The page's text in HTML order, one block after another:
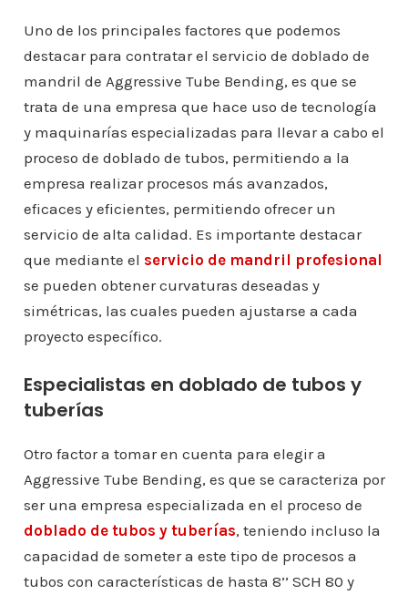
Uno de los principales factores que podemos
destacar para contratar el servicio de doblado de
mandril de Aggressive Tube Bending, es que se
trata de una empresa que hace uso de tecnología
y maquinarías especializadas para llevar a cabo el
proceso de doblado de tubos, permitiendo a la
empresa realizar procesos más avanzados,
eficaces y eficientes, permitiendo ofrecer un
servicio de alta calidad. Es importante destacar
que mediante el servicio de mandril profesional
se pueden obtener curvaturas deseadas y
simétricas, las cuales pueden ajustarse a cada
proyecto específico.
Especialistas en doblado de tubos y
tuberías
Otro factor a tomar en cuenta para elegir a
Aggressive Tube Bending, es que se caracteriza por
ser una empresa especializada en el proceso de
doblado de tubos y tuberías, teniendo incluso la
capacidad de someter a este tipo de procesos a
tubos con características de hasta 8’’ SCH 80 y